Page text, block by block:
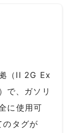
（II 2G Ex
、ガソリ
に使用可
タグが